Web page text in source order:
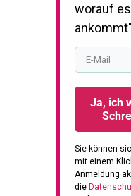
worauf
Ja, ich
Sie können
mit einem
Anmeldung
die